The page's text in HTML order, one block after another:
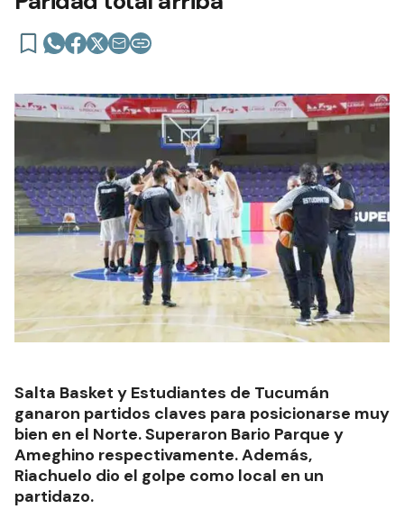
Salta Basket y Estudiantes de Tucumán
ganaron partidos claves para posicionarse muy
bien en el Norte. Superaron Bario Parque y
Ameghino respectivamente. Además,
Riachuelo dio el golpe como local en un
partidazo.